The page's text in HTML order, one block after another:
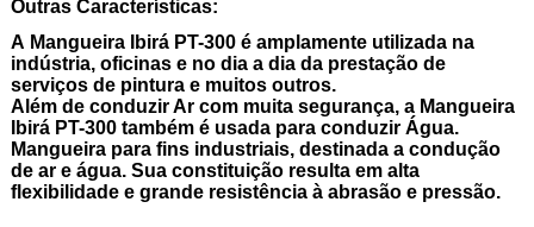
Outras Características:
A Mangueira Ibirá PT-300 é amplamente utilizada na
indústria, oficinas e no dia a dia da prestação de
serviços de pintura e muitos outros.
Além de conduzir Arcom muita segurança, a Mangueira
Ibirá PT-300também é usada para conduzir Água.
Mangueira para fins industriais, destinada a condução
de ar e água. Sua constituição resulta em alta
flexibilidade e grande resistência à abrasão e pressão.